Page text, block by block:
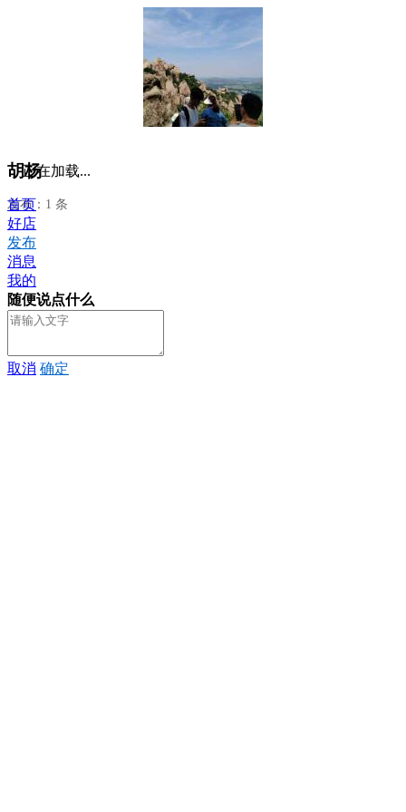
胡杨
发布：1 条
正在加载...
首页
好店
发布
消息
我的
随便说点什么
取消 确定